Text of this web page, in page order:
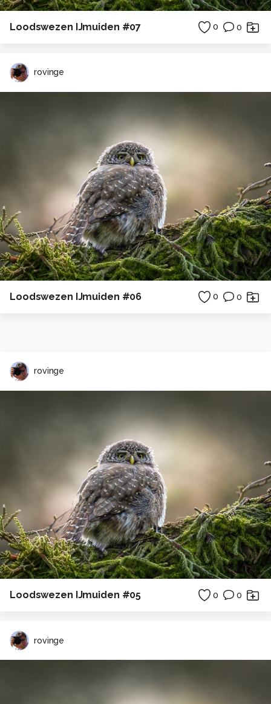
Loodswezen IJmuiden #07 0 0
rovinge
Loodswezen IJmuiden #06 0 0
rovinge
Loodswezen IJmuiden #05 0 0
rovinge